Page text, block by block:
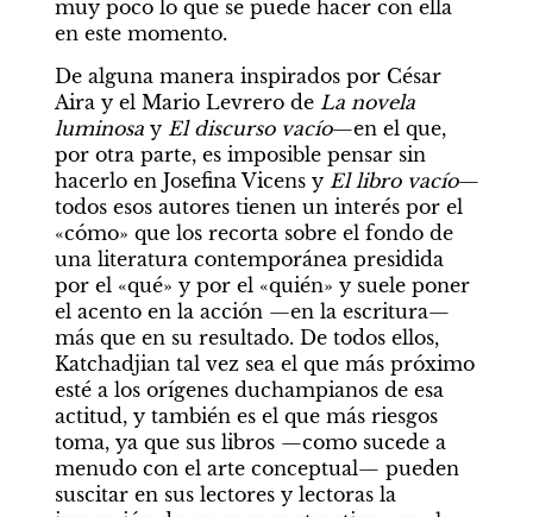
muy poco lo que se puede hacer con ella
en este momento.
De alguna manera inspirados por César
Aira y el Mario Levrero de La novela
luminosa y El discurso vacío—en el que,
por otra parte, es imposible pensar sin
hacerlo en Josefina Vicens y El libro vacío—
todos esos autores tienen un interés por el
«cómo» que los recorta sobre el fondo de
una literatura contemporánea presidida
por el «qué» y por el «quién» y suele poner
el acento en la acción —en la escritura—
más que en su resultado. De todos ellos,
Katchadjian tal vez sea el que más próximo
esté a los orígenes duchampianos de esa
actitud, y también es el que más riesgos
toma, ya que sus libros —como sucede a
menudo con el arte conceptual— pueden
suscitar en sus lectores y lectoras la